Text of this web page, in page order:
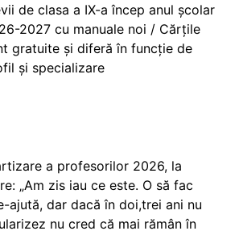
de clasa a IX-a încep anul școlar
2027 cu manuale noi / Cărțile
gratuite și diferă în funcție de
și specializare
a profesorilor 2026, la
„Am zis iau ce este. O să fac
ajută, dar dacă în doi,trei ani nu
nu cred că mai rămân în